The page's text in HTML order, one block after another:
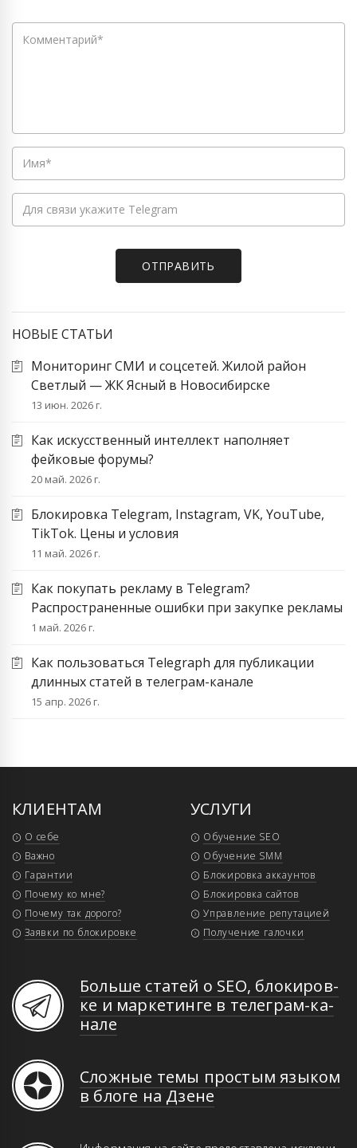
НОВЫЕ СТАТЬИ
Мониторинг СМИ и соцсетей. Жилой район
Светлый — ЖК Ясный в Новосибирске
13 июн. 2026 г.
Как искусственный интеллект наполняет
фейковые форумы?
20 май. 2026 г.
Блокировка Telegram, Instagram, VK, YouTube,
TikTok. Цены и условия
11 май. 2026 г.
Как покупать рекламу в Telegram?
Распространенные ошибки при закупке рекламы
1 май. 2026 г.
Как пользоваться Telegraph для публикации
длинных статей в телеграм-канале
15 апр. 2026 г.
КЛИЕНТАМ
О себе
Важно
Гарантии
Почему ко мне?
Почему так дорого?
Заявки по блокировке
УСЛУГИ
Обучение SEO
Обучение SMM
Блокировка аккаунтов
Блокировка сайтов
Управление репутацией
Получение галочки
Больше статей о SEO, бло­ки­ров­
ке и мар­ке­тин­ге в те­ле­грам-ка­
на­ле
Сложные темы простым языком
в блоге на Дзене